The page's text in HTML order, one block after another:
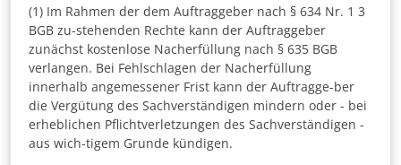
(1) Im Rahmen der dem Auftraggeber nach § 634 Nr. 1 3
BGB zu-stehenden Rechte kann der Auftraggeber
zunächst kostenlose Nacherfüllung nach § 635 BGB
verlangen. Bei Fehlschlagen der Nacherfüllung
innerhalb angemessener Frist kann der Auftragge-ber
die Vergütung des Sachverständigen mindern oder - bei
erheblichen Pflichtverletzungen des Sachverständigen -
aus wich-tigem Grunde kündigen.